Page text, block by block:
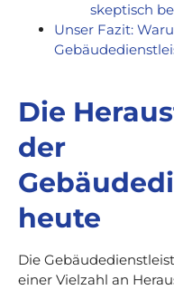
skeptisch
Unser Fazit:
Die
der
heute
Die
einer Vielzahl an